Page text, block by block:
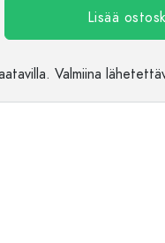
Lisää
Valmiina